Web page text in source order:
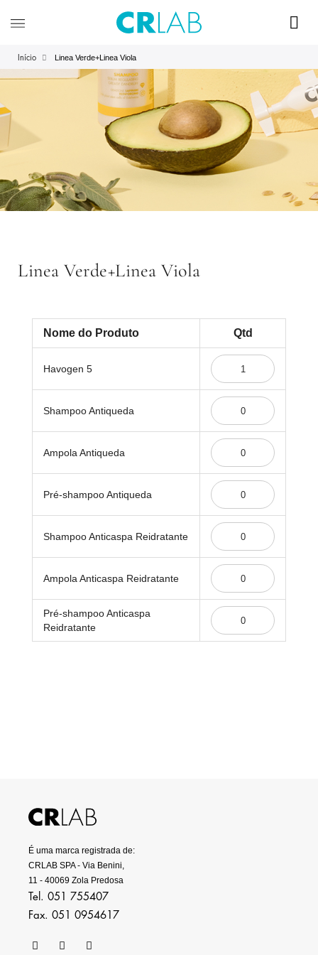
Início Linea Verde+Linea Viola
Linea Verde+Linea Viola
produto
agrupado
Nome do Produto Qtd
Havogen 5
Shampoo Antiqueda
Ampola Antiqueda
Pré-shampoo Antiqueda
Shampoo Anticaspa Reidratante
Ampola Anticaspa Reidratante
Pré-shampoo Anticaspa
Reidratante
É uma marca registrada de:
CRLAB SPA - Via Benini,
11 - 40069 Zola Predosa
Tel. 051 755407
Fax. 051 0954617